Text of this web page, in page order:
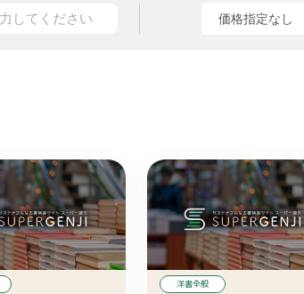
洋書全般